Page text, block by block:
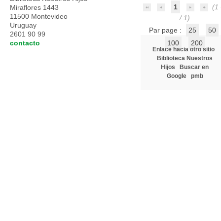
1
(1
/ 1)
Par page :
25
50
100
200
Enlace hacia otro sitio
Biblioteca Nuestros
Hijos
Buscar en
Google
pmb
Miraflores 1443
11500 Montevideo
Uruguay
2601 90 99
contacto